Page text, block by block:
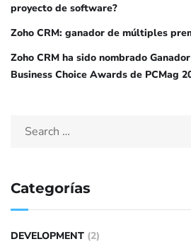
proyecto de software?
Zoho CRM: ganador de múltiples
Zoho CRM ha sido nombrado
Business Choice Awards de PCMag
Categorías
DEVELOPMENT (2)